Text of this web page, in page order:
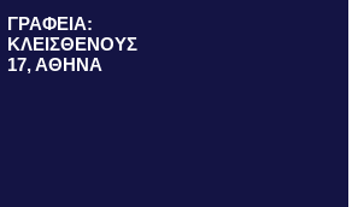
ΓΡΑΦΕΙΑ:
ΚΛΕΙΣΘΕΝΟΥΣ
17, ΑΘΗΝΑ